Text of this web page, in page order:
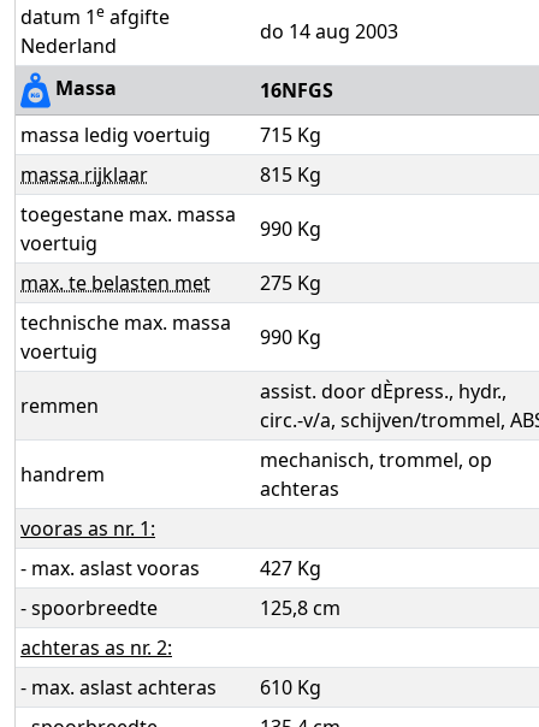
datum 1e afgifte
Nederland
do 14 aug 2003
Massa
16NFGS
massa ledig voertuig
715 Kg
massa rijklaar
815 Kg
toegestane max. massa
voertuig
990 Kg
max. te belasten met
275 Kg
technische max. massa
voertuig
990 Kg
remmen
assist. door dÈpress., hydr.,
circ.-v/a, schijven/trommel,
handrem
mechanisch, trommel, op
achteras
vooras as nr. 1:
- max. aslast vooras
427 Kg
- spoorbreedte
125,8 cm
achteras as nr. 2:
- max. aslast achteras
610 Kg